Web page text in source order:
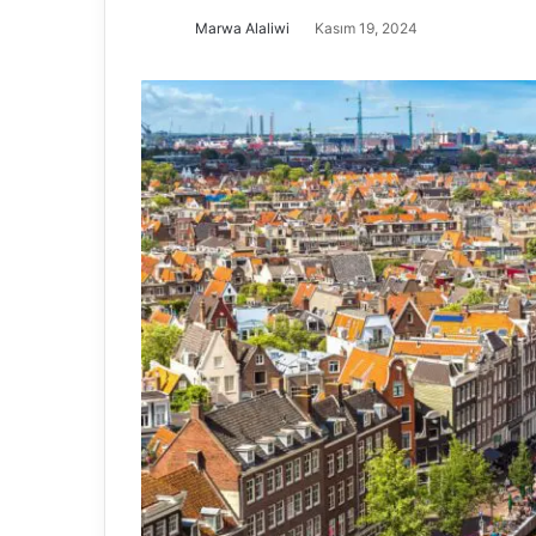
Marwa Alaliwi Kasım 19, 2024